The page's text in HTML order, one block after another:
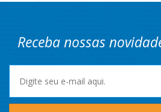
Receba nossas